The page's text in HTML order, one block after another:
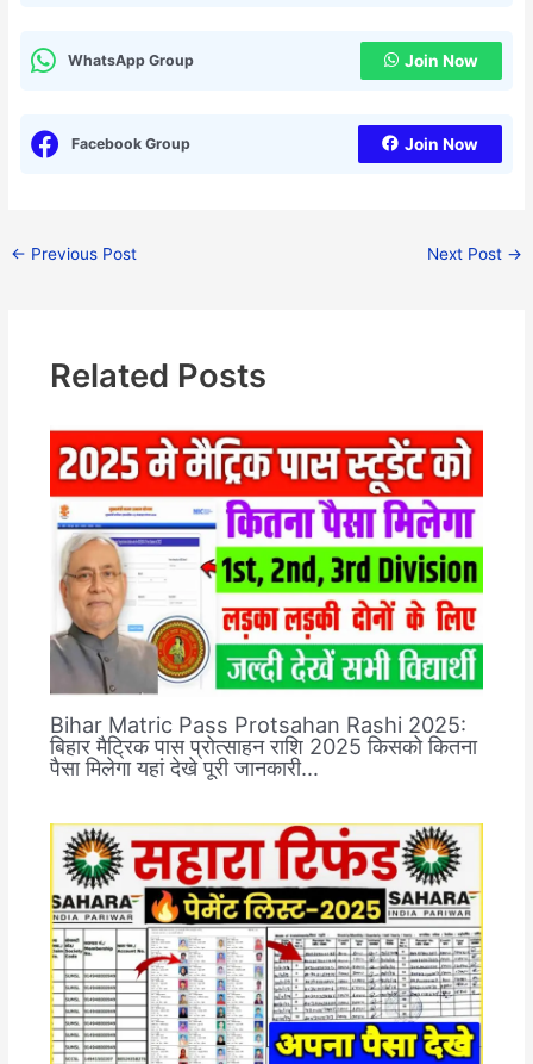
WhatsApp Group Join Now
Facebook Group Join Now
← Previous Post Next Post →
Related Posts
Bihar Matric Pass Protsahan Rashi 2025:
बिहार मैट्रिक पास प्रोत्साहन राशि 2025 किसको कितना
पैसा मिलेगा यहां देखे पूरी जानकारी…